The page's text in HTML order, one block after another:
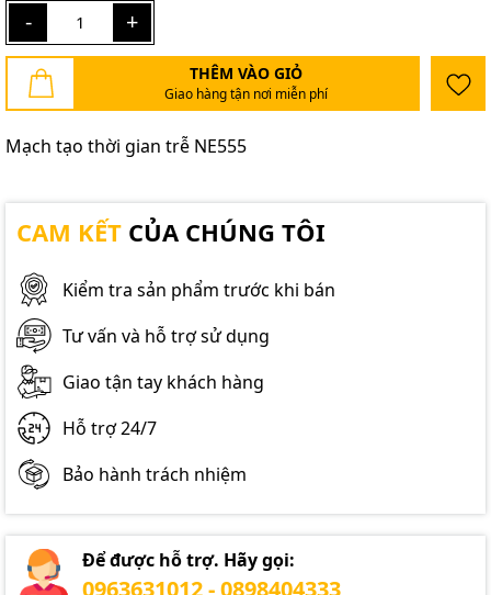
- +
THÊM VÀO GIỎ
Giao hàng tận nơi miễn phí
Mạch tạo thời gian trễ NE555
CAM KẾT CỦA CHÚNG TÔI
Kiểm tra sản phẩm trước khi bán
Tư vấn và hỗ trợ sử dụng
Giao tận tay khách hàng
Hỗ trợ 24/7
Bảo hành trách nhiệm
Để được hỗ trợ. Hãy gọi:
0963631012 - 0898404333